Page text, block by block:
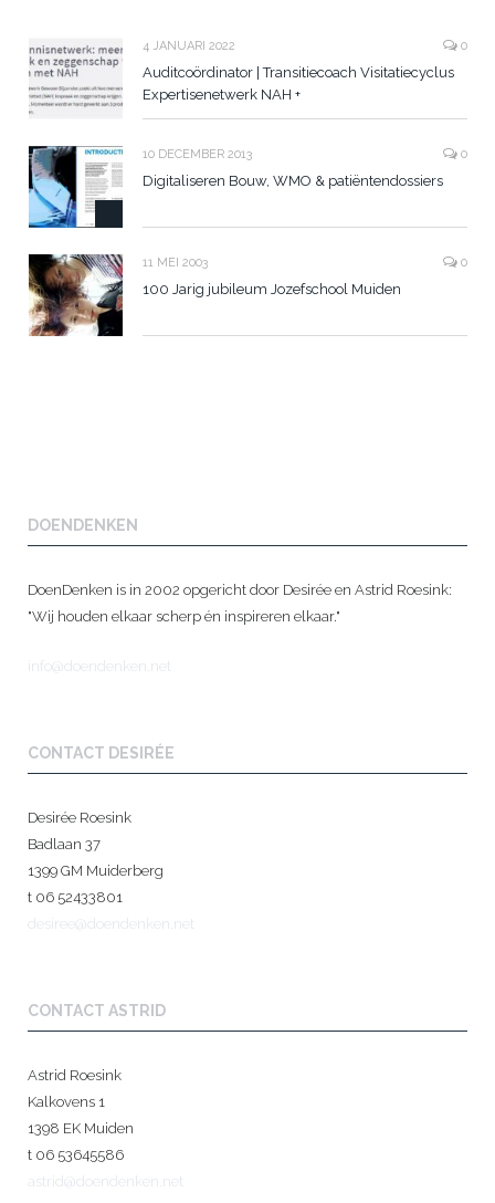
4 JANUARI 2022 0
Auditcoördinator | Transitiecoach Visitatiecyclus
Expertisenetwerk NAH +
10 DECEMBER 2013 0
Digitaliseren Bouw, WMO & patiëntendossiers
11 MEI 2003 0
100 Jarig jubileum Jozefschool Muiden
DOENDENKEN
DoenDenken is in 2002 opgericht door Desirée en Astrid Roesink:
"Wij houden elkaar scherp én inspireren elkaar."
info@doendenken.net
CONTACT DESIRÉE
Desirée Roesink
Badlaan 37
1399 GM Muiderberg
t 06 52433801
desiree@doendenken.net
CONTACT ASTRID
Astrid Roesink
Kalkovens 1
1398 EK Muiden
t 06 53645586
astrid@doendenken.net